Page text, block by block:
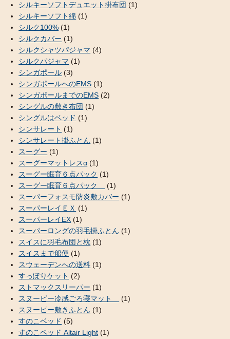
シルキーソフトデュエット掛布団 (1)
シルキーソフト綿 (1)
シルク100% (1)
シルクカバー (1)
シルクシャツパジャマ (4)
シルクパジャマ (1)
シンガポール (3)
シンガポールへのEMS (1)
シンガポールまでのEMS (2)
シングルの敷き布団 (1)
シングルはベッド (1)
シンサレート (1)
シンサレート掛ふとん (1)
スーグー (1)
スーグーマットレスα (1)
スーグー眠育６点パック (1)
スーグー眠育６点パック
(1)
スーパーフォスモ防炎敷カバー (1)
スーパーレイＥＸ (1)
スーパーレイEX (1)
スーパーロングの羽毛掛ふとん (1)
スイスに羽毛布団と枕 (1)
スイスまで船便 (1)
スウェーデンへの送料 (1)
すっぽりケット (2)
ストマックスリーパー (1)
スヌーピー冷感ごろ寝マット
(1)
スヌーピー敷きふとん (1)
すのこベッド (5)
すのこベッド Altair Light (1)